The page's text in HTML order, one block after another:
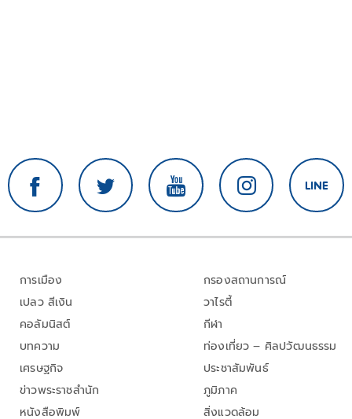
การเมือง
เปลว สีเงิน
คอลัมนิสต์
บทความ
เศรษฐกิจ
ข่าวพระราชสำนัก
หนังสือพิมพ์
กรองสถานการณ์
วาไรตี้
กีฬา
ท่องเที่ยว – ศิลปวัฒนธรรม
ประชาสัมพันธ์
ภูมิภาค
สิ่งแวดล้อม